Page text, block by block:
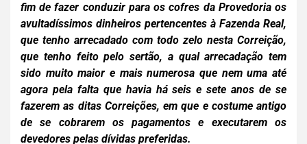
fim de fazer conduzir para os cofres da Provedoria os
avultadíssimos dinheiros pertencentes à Fazenda Real,
que tenho arrecadado com todo zelo nesta Correição,
que tenho feito pelo sertão, a qual arrecadação tem
sido muito maior e mais numerosa que nem uma até
agora pela falta que havia há seis e sete anos de se
fazerem as ditas Correições, em que e costume antigo
de se cobrarem os pagamentos e executarem os
devedores pelas dívidas preferidas.